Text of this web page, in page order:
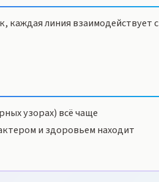
линия взаимодействует с
узорах) всё чаще
и здоровьем находит